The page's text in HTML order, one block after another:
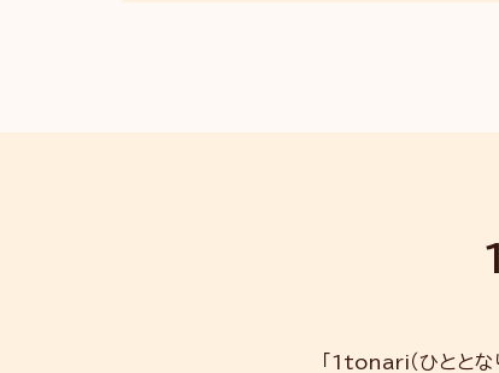
「1tonari（ひととな